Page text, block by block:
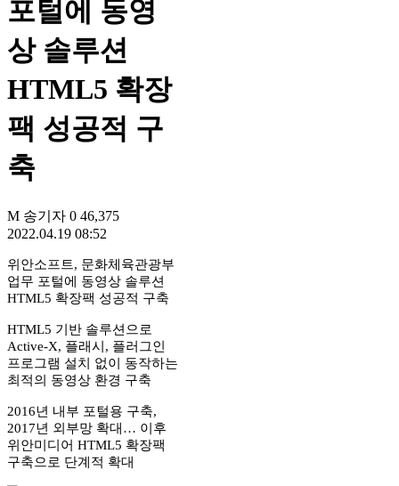
포털에 동영
상 솔루션
HTML5 확장
팩 성공적 구
축
M 송기자 0 46,375
2022.04.19 08:52
위안소프트, 문화체육관광부
업무 포털에 동영상 솔루션
HTML5 확장팩 성공적 구축
HTML5 기반 솔루션으로
Active-X, 플래시, 플러그인
프로그램 설치 없이 동작하는
최적의 동영상 환경 구축
2016년 내부 포털용 구축,
2017년 외부망 확대… 이후
위안미디어 HTML5 확장팩
구축으로 단계적 확대